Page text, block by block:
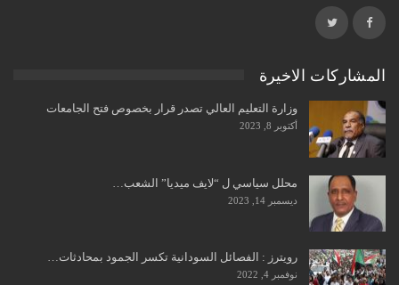
المشاركات الاخيرة
وزارة التعليم العالي تصدر قرار بخصوص فتح الجامعات
أكتوبر 8, 2023
محلل سياسي ل “لايف ميديا” الشعب…
ديسمبر 14, 2023
رويترز : الفصائل السودانية تكسر الجمود بمحادثات…
نوفمبر 4, 2022